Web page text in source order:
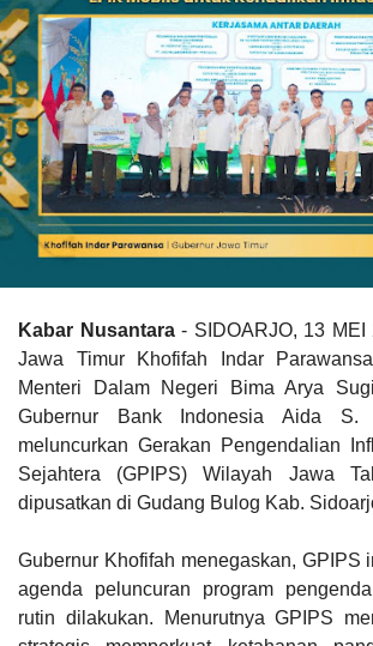
Kabar Nusantara- SIDOARJO, 13 MEI
Jawa Timur Khofifah Indar
Menteri Dalam Negeri Bima Arya
Gubernur Bank Indonesia Aida S.
meluncurkan Gerakan Pengendalian
Sejahtera (GPIPS) Wilayah Jawa
dipusatkan di Gudang Bulog Kab.
Gubernur Khofifah menegaskan, GPIPS
agenda peluncuran program
rutin dilakukan. Menurutnya GPIPS